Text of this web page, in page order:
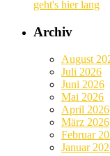
geht's hier lang
Archiv
August
Juli 2026
Juni 2026
Mai 2026
April 2026
März 2026
Februar
Januar